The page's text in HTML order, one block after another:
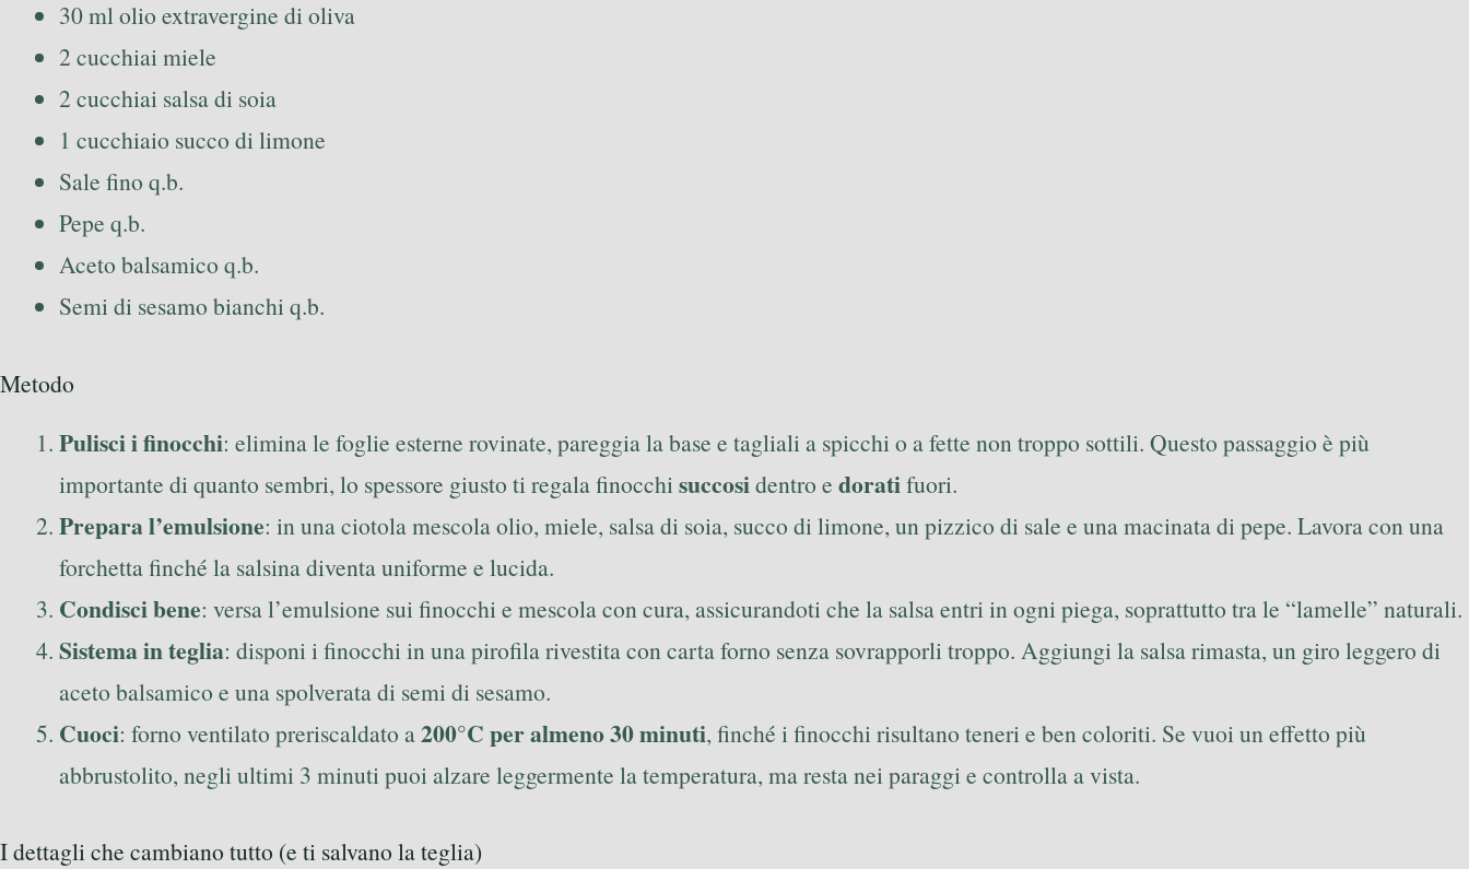
30 ml olio extravergine di oliva
2 cucchiai miele
2 cucchiai salsa di soia
1 cucchiaio succo di limone
Sale fino q.b.
Pepe q.b.
Aceto balsamico q.b.
Semi di sesamo bianchi q.b.
Metodo
Pulisci i finocchi: elimina le foglie esterne rovinate, pareggia la base e tagliali a spicchi o a fette non troppo sottili. Questo passaggio è più
importante di quanto sembri, lo spessore giusto ti regala finocchisuccosidentro e doratifuori.
Prepara l’emulsione: in una ciotola mescola olio, miele, salsa di soia, succo di limone, un pizzico di sale e una macinata di pepe. Lavora con una
forchetta finché la salsina diventa uniforme e lucida.
Condisci bene: versa l’emulsione sui finocchi e mescola con cura, assicurandoti che la salsa entri in ogni piega, soprattutto tra le “lamelle” naturali.
Sistema in teglia: disponi i finocchi in una pirofila rivestita con carta forno senza sovrapporli troppo. Aggiungi la salsa rimasta, un giro leggero di
aceto balsamico e una spolverata di semi di sesamo.
Cuoci: forno ventilato preriscaldato a200°C per almeno 30 minuti, finché i finocchi risultano teneri e ben coloriti. Se vuoi un effetto più
abbrustolito, negli ultimi 3 minuti puoi alzare leggermente la temperatura, ma resta nei paraggi e controlla a vista.
I dettagli che cambiano tutto (e ti salvano la teglia)